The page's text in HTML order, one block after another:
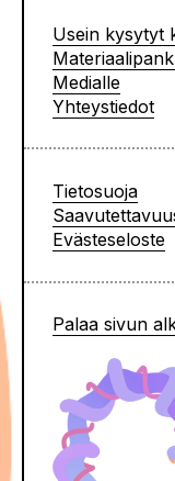
Usein kysytyt
Medialle
Yhteystiedot
Tietosuoja
Evästeseloste
Palaa sivun